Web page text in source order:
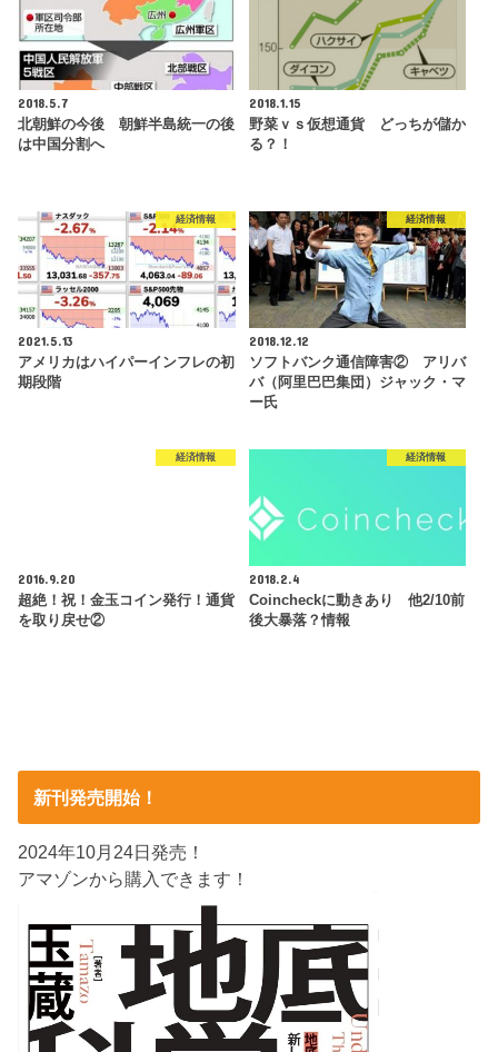
2018.5.7
北朝鮮の今後 朝鮮半島統一の後
は中国分割へ
2018.1.15
野菜ｖｓ仮想通貨 どっちが儲か
る？！
経済情報
2021.5.13
アメリカはハイパーインフレの初
期段階
経済情報
2018.12.12
ソフトバンク通信障害② アリバ
バ（阿里巴巴集団）ジャック・マ
ー氏
経済情報
2016.9.20
超絶！祝！金玉コイン発行！通貨
を取り戻せ②
経済情報
2018.2.4
Coincheckに動きあり 他2/10前
後大暴落？情報
新刊発売開始！
2024年10月24日発売！
アマゾンから購入できます！